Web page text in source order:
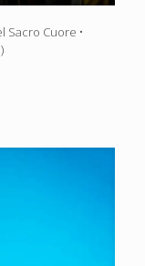
Sacro Cuore •